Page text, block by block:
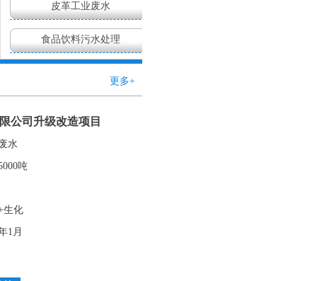
皮革工业废水
食品饮料污水处理
更多+
公司升级改造项目
水
吨
生化
1月